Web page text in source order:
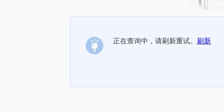
正在查询中，请刷新重试。 刷新